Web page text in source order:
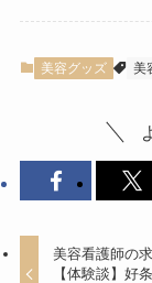
美容グッズ 美
美容看護師の
【体験談】好